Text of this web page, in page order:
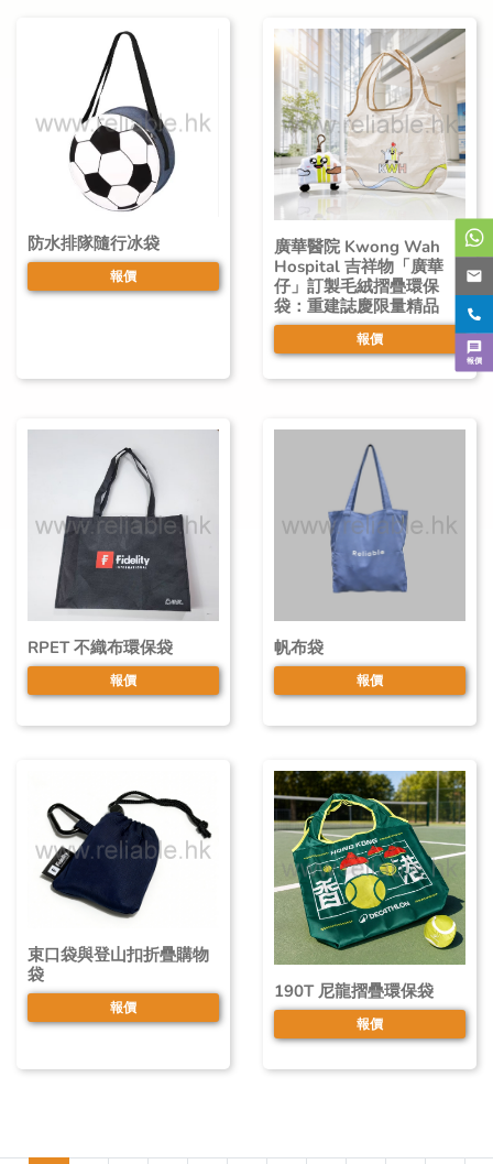
報價
防水排隊隨行冰袋
報價
廣華醫院 Kwong Wah
Hospital 吉祥物「廣華
仔」訂製毛絨摺疊環保
袋：重建誌慶限量精品
報價
RPET 不織布環保袋
報價
帆布袋
報價
束口袋與登山扣折疊購物
袋
報價
190T 尼龍摺疊環保袋
報價